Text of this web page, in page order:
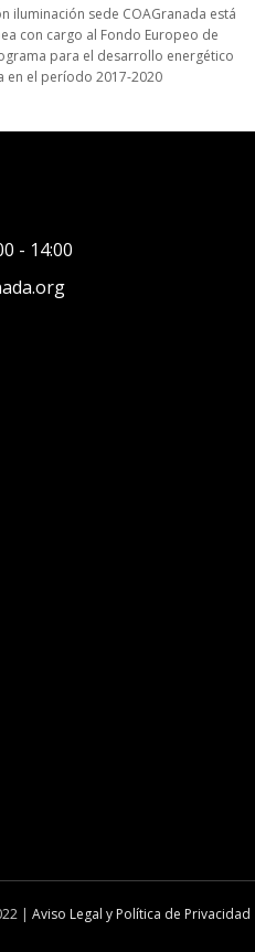
iluminación sede COAGranada está
con cargo al Fondo Europeo de
para el desarrollo energético
en el período 2017-2020
- 14:00
| Aviso Legal y Política de Privacidad